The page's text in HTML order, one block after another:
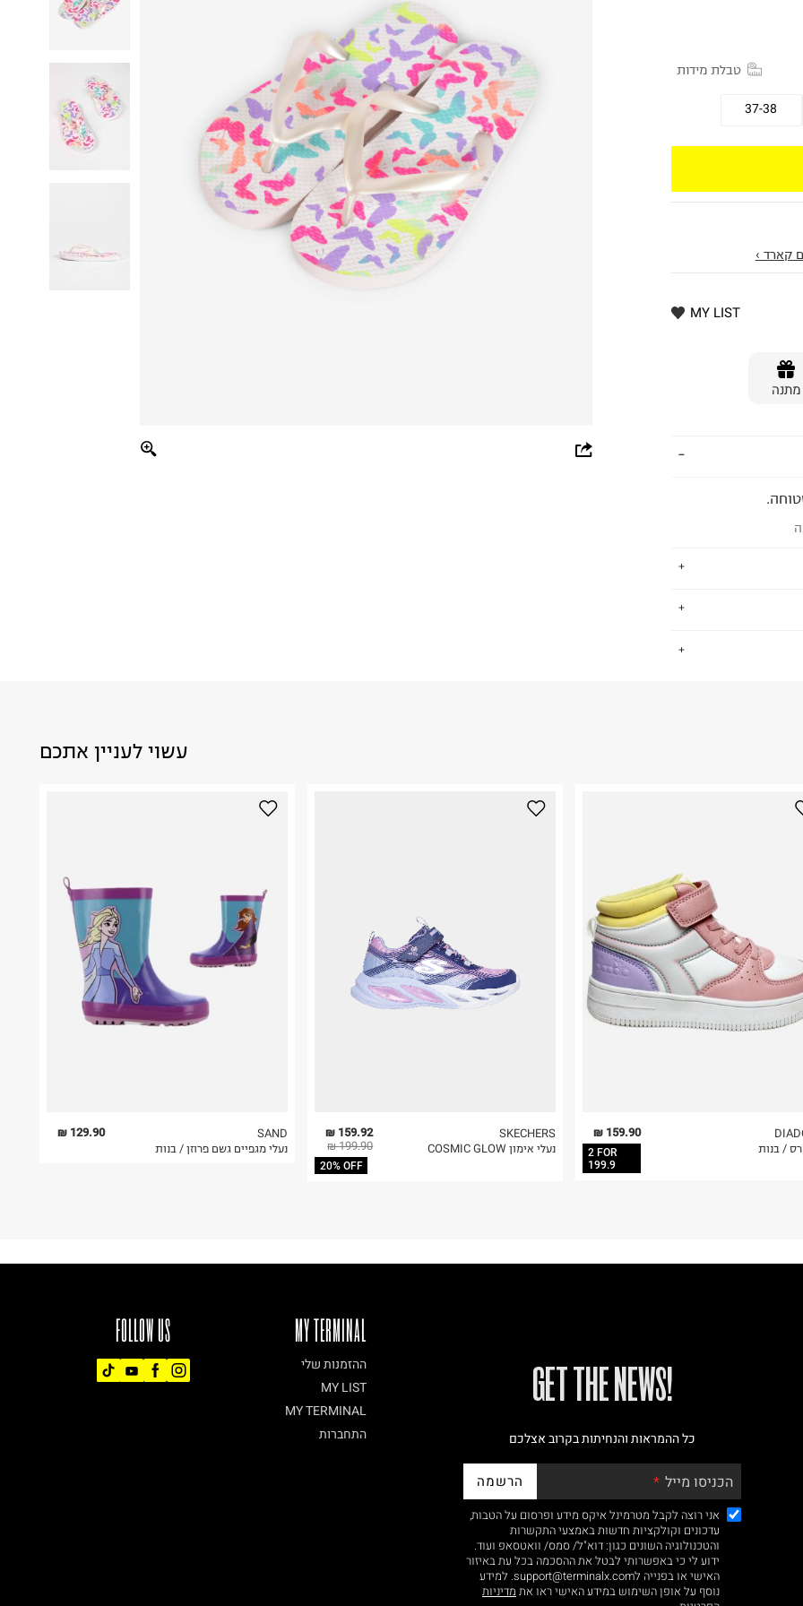
טבלת מידות
37-38
קארד ›
MY LIST
מתנה
על גבי החבילה
בלבד. לא ניתן
עשוי לעניין אתכם
129.90 ₪
SAND
נעלי מגפיים גשם פרוזן / בנות
159.92 ₪
199.90 ₪
20% OFF
SKECHERS
נעלי אימון COSMIC GLOW
159.90 ₪
2 FOR
199.9
/ בנות
FOLLOW US MY TERMINAL
ההזמנות שלי
MY LIST
MY TERMINAL
התחברות
!GET THE NEWS
כל ההמראות והנחיתות בקרוב אצלכם
הכניסו מייל הרשמה
אני רוצה לקבל מטרמינל איקס מידע ופרסום על הטבות,
עדכונים וקולקציות חדשות באמצעי התקשרות
והטכנולוגיה השונים כגון: דוא"ל/ סמס/ וואטסאפ ועוד.
ידוע לי כי באפשרותי לבטל את ההסכמה בכל עת באיזור
האישי או בפנייה לsupport@terminalx.com. למידע
נוסף על אופן השימוש במידע האישי ראו את מדיניות